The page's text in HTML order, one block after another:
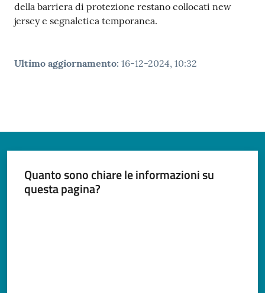
della barriera di protezione restano collocati new
jersey e segnaletica temporanea.
Ultimo aggiornamento: 16-12-2024, 10:32
Quanto sono chiare le informazioni su
questa pagina?